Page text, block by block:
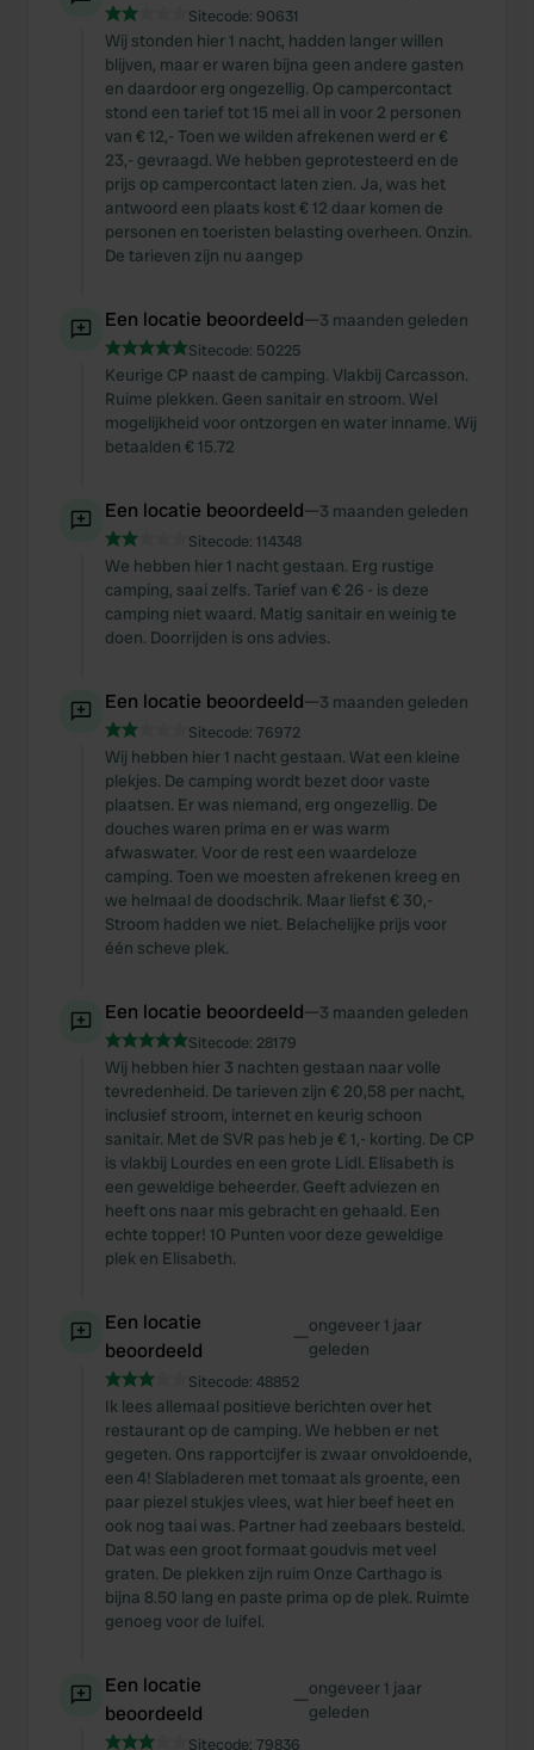
Sitecode: 90631
Wij stonden hier 1 nacht, hadden langer willen
blijven, maar er waren bijna geen andere gasten
en daardoor erg ongezellig. Op campercontact
stond een tarief tot 15 mei all in voor 2 personen
van € 12,- Toen we wilden afrekenen werd er €
23,- gevraagd. We hebben geprotesteerd en de
prijs op campercontact laten zien. Ja, was het
antwoord een plaats kost € 12 daar komen de
personen en toeristen belasting overheen. Onzin.
De tarieven zijn nu aangep
Een locatie beoordeeld—3 maanden geleden
Sitecode: 50225
Keurige CP naast de camping. Vlakbij Carcasson.
Ruime plekken. Geen sanitair en stroom. Wel
mogelijkheid voor ontzorgen en water inname. Wij
betaalden € 15.72
Een locatie beoordeeld—3 maanden geleden
Sitecode: 114348
We hebben hier 1 nacht gestaan. Erg rustige
camping, saai zelfs. Tarief van € 26 - is deze
camping niet waard. Matig sanitair en weinig te
doen. Doorrijden is ons advies.
Een locatie beoordeeld—3 maanden geleden
Sitecode: 76972
Wij hebben hier 1 nacht gestaan. Wat een kleine
plekjes. De camping wordt bezet door vaste
plaatsen. Er was niemand, erg ongezellig. De
douches waren prima en er was warm
afwaswater. Voor de rest een waardeloze
camping. Toen we moesten afrekenen kreeg en
we helmaal de doodschrik. Maar liefst € 30,-
Stroom hadden we niet. Belachelijke prijs voor
één scheve plek.
Een locatie beoordeeld—3 maanden geleden
Sitecode: 28179
Wij hebben hier 3 nachten gestaan naar volle
tevredenheid. De tarieven zijn € 20,58 per nacht,
inclusief stroom, internet en keurig schoon
sanitair. Met de SVR pas heb je € 1,- korting. De CP
is vlakbij Lourdes en een grote Lidl. Elisabeth is
een geweldige beheerder. Geeft adviezen en
heeft ons naar mis gebracht en gehaald. Een
echte topper! 10 Punten voor deze geweldige
plek en Elisabeth.
Een locatie
beoordeeld
—ongeveer 1 jaar
geleden
Sitecode: 48852
Ik lees allemaal positieve berichten over het
restaurant op de camping. We hebben er net
gegeten. Ons rapportcijfer is zwaar onvoldoende,
een 4! Slabladeren met tomaat als groente, een
paar piezel stukjes vlees, wat hier beef heet en
ook nog taai was. Partner had zeebaars besteld.
Dat was een groot formaat goudvis met veel
graten. De plekken zijn ruim Onze Carthago is
bijna 8.50 lang en paste prima op de plek. Ruimte
genoeg voor de luifel.
Een locatie
beoordeeld
—ongeveer 1 jaar
geleden
Sitecode: 79836